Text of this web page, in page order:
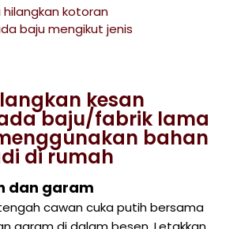
hilangkan kotoran
baju mengikut jenis
kesan
baju/fabrik lama
bahan
di rumah
dan garam
cawan cuka putih bersama